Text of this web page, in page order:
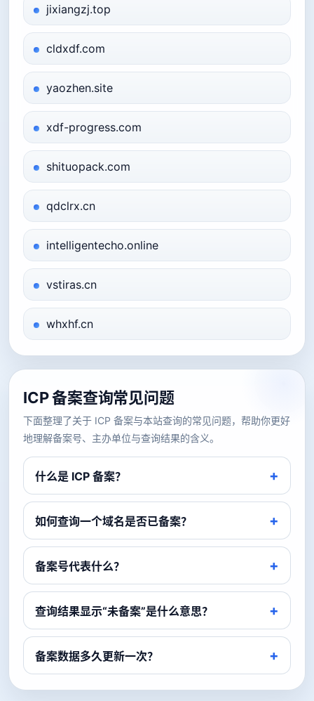
jixiangzj.top
cldxdf.com
yaozhen.site
xdf-progress.com
shituopack.com
qdclrx.cn
intelligentecho.online
vstiras.cn
whxhf.cn
ICP 备案查询常见问题
下面整理了关于 ICP 备案与本站查询的常见问题，帮助你更好
地理解备案号、主办单位与查询结果的含义。
什么是 ICP 备案？
如何查询一个域名是否已备案？
备案号代表什么？
查询结果显示“未备案”是什么意思？
备案数据多久更新一次？